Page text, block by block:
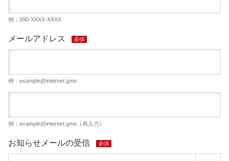
例：090-XXXX-XXXX
メールアドレス 必須
例： example@internet.gmo
例： example@internet.gmo （再入力）
お知らせメールの受信 必須